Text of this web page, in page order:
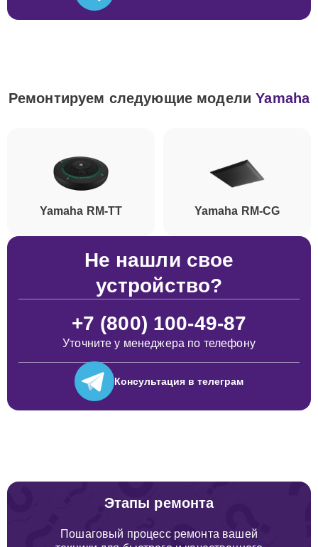
Ремонтируем следующие моделиYamaha
Yamaha RM-TT Yamaha RM-CG
Не нашли свое
устройство?
+7 (800) 100-49-87
Уточните у менеджера по телефону
Консультация в телеграм
Этапы ремонта
Пошаговый процесс ремонта вашей